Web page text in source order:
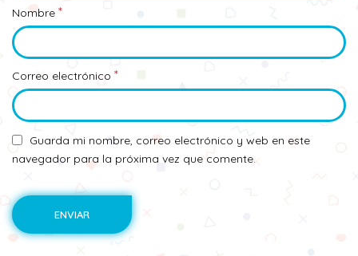
Nombre *
Correo electrónico *
Guarda mi nombre, correo electrónico y web en este
navegador para la próxima vez que comente.